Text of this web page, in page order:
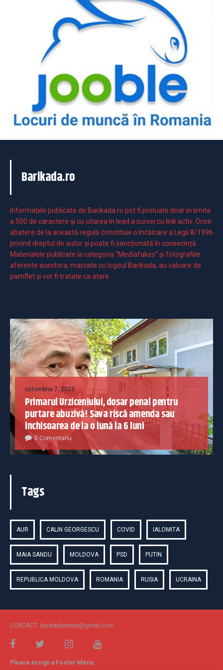
Barikada.ro
Informaţiile publicate de Barikada.ro pot fi preluate doar în limita
a 500 de caractere şi cu citarea în lead a sursei cu link activ. Orice
abatere de la această regulă constituie o încălcare a Legii 8/1996
privind dreptul de autor și poate fi sancționată în consecință.
Materialele publicate la categoria ”Mediafakes” și fotografiile
aferente acestora, marcate cu logoul Barikada, au valoare de
pamflet și vor fi tratate ca atare.
octombrie 7, 2023
Primarul Urziceniului, dosar penal pentru
purtare abuzivă! Sava riscă amenda sau
închisoarea de la o lună la 6 luni
0 Comentariu
Tags
AUR CALIN GEORGESCU COVID IALOMITA
MAIA SANDU MOLDOVA PSD PUTIN
REPUBLICA MOLDOVA ROMANIA RUSIA UCRAINA
CONTACT: barikadanews@gmail.com
Please assign a Footer Menu.